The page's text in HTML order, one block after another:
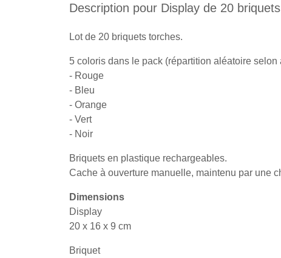
Description pour Display de 20
Lot de 20 briquets torches.
5 coloris dans le pack (répartition aléatoire selon
- Rouge
- Bleu
- Orange
- Vert
- Noir
Briquets en plastique rechargeables.
Cache à ouverture manuelle, maintenu par une
Dimensions
Display
20 x 16 x 9 cm
Briquet